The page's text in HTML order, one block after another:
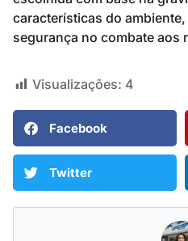
características do
segurança no combate aos
Visualizações: 4
Facebook
Twitter